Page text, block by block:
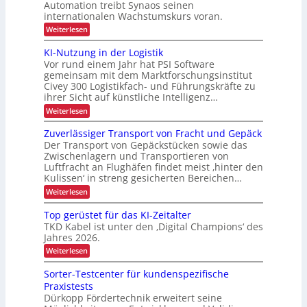
i
c
h
s
t
i
g
e
E
i
n
s
ä
t
z
e
m
e
l
d
n
g
e
r
u
n
g
d
a
n
k
A
i
m
t
e
c
D
C
I
x
m
a
t
i
i
e
r
e
s
P
a
l
e
t
t
e
n
m
a
a
g
e
m
e
n
t
Automation treibt Synaos seinen
internationalen Wachstumskurs voran.
Weiterlesen:
A
s
b
a
u
d
e
r
U
S
A
-
P
r
ä
s
e
n
z
KI-Nutzung in der Logistik
Vor rund einem Jahr hat PSI Software
gemeinsam mit dem Marktforschungsinstitut
Civey 300 Logistikfach- und Führungskräfte zu
ihrer Sicht auf künstliche Intelligenz…
Weiterlesen:
K
I
-
N
u
t
z
u
n
g
i
n
d
e
r
L
o
g
i
s
Zuverlässiger Transport von Fracht und Gepäck
Der Transport von Gepäckstücken sowie das
Zwischenlagern und Transportieren von
Luftfracht an Flughäfen findet meist ‚hinter den
Kulissen‘ in streng gesicherten Bereichen…
Weiterlesen:
Z
u
v
e
r
ä
s
i
g
Top gerüstet für das KI-Zeitalter
TKD Kabel ist unter den ‚Digital Champions‘ des
Jahres 2026.
Weiterlesen:
T
p
g
e
Sorter-Testcenter für kundenspezifische
Praxistests
Dürkopp Fördertechnik erweitert seine